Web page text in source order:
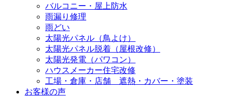
バルコニー・屋上防水
雨漏り修理
雨どい
太陽光パネル（鳥よけ）
太陽光パネル脱着（屋根改修）
太陽光発電（パワコン）
ハウスメーカー住宅改修
工場・倉庫・店舗 遮熱・カバー・塗装
お客様の声